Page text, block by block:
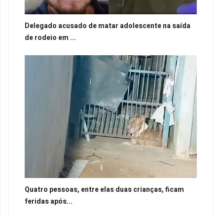
Delegado acusado de matar adolescente na saída
de rodeio em ...
Quatro pessoas, entre elas duas crianças, ficam
feridas após...